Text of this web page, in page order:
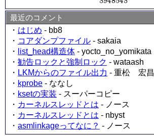
最近のコメント
・ はじめ - bb8
・ コアダンプファイル - sakaia
・
list_head構造体 - yocto_no_yomikata
・ 勧告ロックと強制ロック - wataash
・ LKMからのファイル出力 - 重松 宏昌
・ kprobe - ななし
・ ksetの実装 - スーパーコピー
・ カーネルスレッドとは - ノース
・ カーネルスレッドとは - nbyst
・ asmlinkageってなに？ - ノース